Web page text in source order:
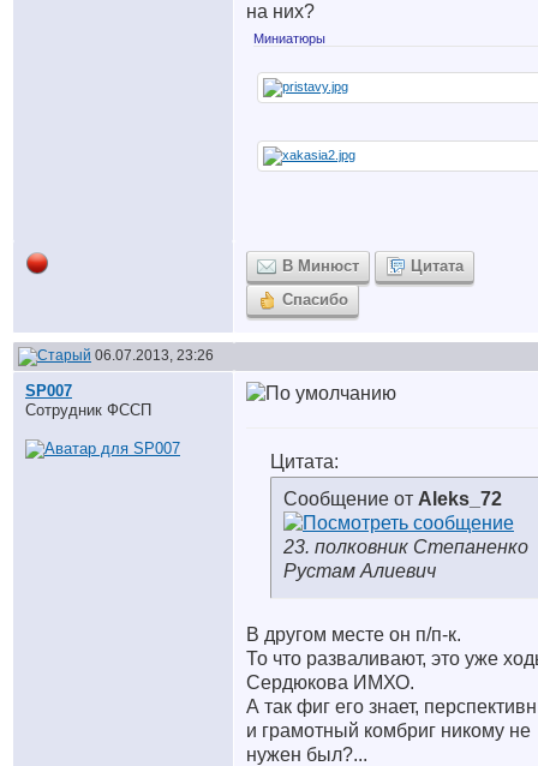
на них?
Миниатюры
В Минюст
Цитата
Спасибо
06.07.2013, 23:26
SP007
Сотрудник ФССП
Цитата:
Сообщение от Aleks_72
23. полковник Степаненко
Рустам Алиевич
В другом месте он п/п-к.
То что разваливают, это уже
Сердюкова ИМХО.
А так фиг его знает,
и грамотный комбриг никому не
нужен был?...